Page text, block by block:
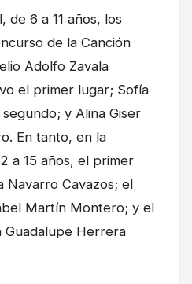
de 6 a 11 años, los
de la Canción
Adolfo Zavala
el primer lugar; Sofía
y Alina Giser
En tanto, en la
a 15 años, el primer
Cavazos; el
Martín Montero; y el
Herrera